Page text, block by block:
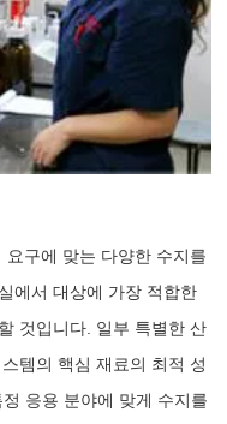
구에 맞는 다양한 수지를
에서 대상에 가장 적합한
것입니다. 일부 특별한 산
템의 핵심 재료의 최적 성
응용 분야에 맞게 수지를